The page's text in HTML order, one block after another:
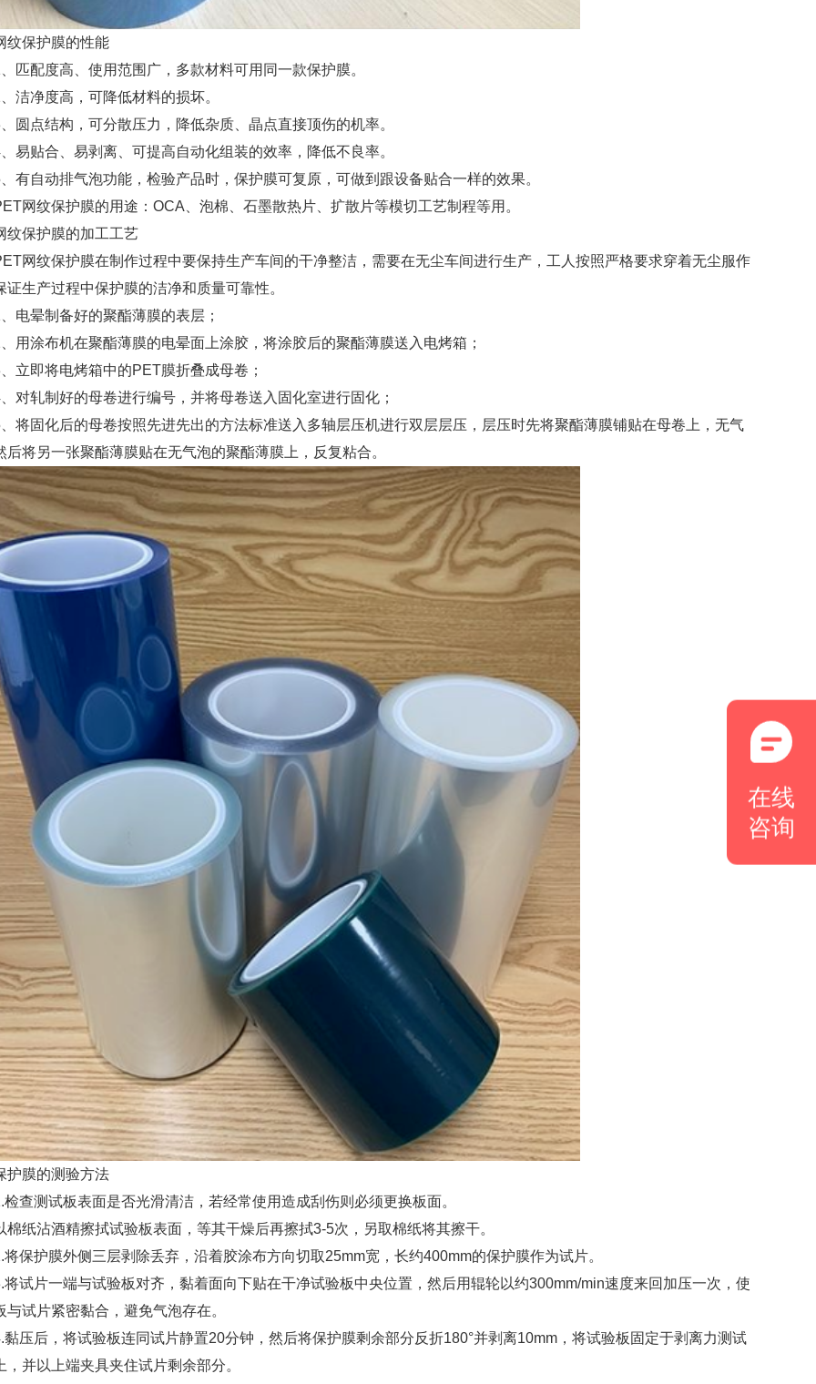
纹保护膜的性能
匹配度高、使用范围广，多款材料可用同一款保护膜。
洁净度高，可降低材料的损坏。
圆点结构，可分散压力，降低杂质、晶点直接顶伤的机率。
易贴合、易剥离、可提高自动化组装的效率，降低不良率。
有自动排气泡功能，检验产品时，保护膜可复原，可做到跟设备贴合一样的效果。
网纹保护膜的用途：OCA、泡棉、石墨散热片、扩散片等模切工艺制程等用。
纹保护膜的加工工艺
网纹保护膜在制作过程中要保持生产车间的干净整洁，需要在无尘车间进行生产，工人按照严格要求穿着无尘服作
证生产过程中保护膜的洁净和质量可靠性。
电晕制备好的聚酯薄膜的表层；
用涂布机在聚酯薄膜的电晕面上涂胶，将涂胶后的聚酯薄膜送入电烤箱；
立即将电烤箱中的PET膜折叠成母卷；
对轧制好的母卷进行编号，并将母卷送入固化室进行固化；
将固化后的母卷按照先进先出的方法标准送入多轴层压机进行双层层压，层压时先将聚酯薄膜铺贴在母卷上，无气
后将另一张聚酯薄膜贴在无气泡的聚酯薄膜上，反复粘合。
护膜的测验方法
检查测试板表面是否光滑清洁，若经常使用造成刮伤则必须更换板面。
棉纸沾酒精擦拭试验板表面，等其干燥后再擦拭3-5次，另取棉纸将其擦干。
将保护膜外侧三层剥除丢弃，沿着胶涂布方向切取25mm宽，长约400mm的保护膜作为试片。
将试片一端与试验板对齐，黏着面向下贴在干净试验板中央位置，然后用辊轮以约300mm/min速度来回加压一次，使
与试片紧密黏合，避免气泡存在。
黏压后，将试验板连同试片静置20分钟，然后将保护膜剩余部分反折180°并剥离10mm，将试验板固定于剥离力测试
，并以上端夹具夹住试片剩余部分。
在线
咨询